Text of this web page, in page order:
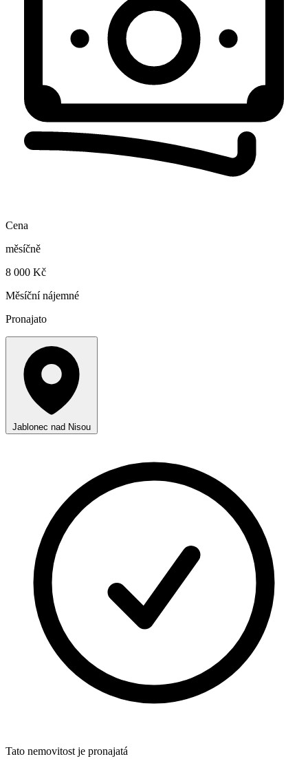
Cena
měsíčně
8 000 Kč
Měsíční nájemné
Pronajato
Jablonec nad Nisou
Tato nemovitost je pronajatá